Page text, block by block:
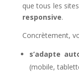
que tous les
responsive.
Concrètement,
s’adapte
(mobile,